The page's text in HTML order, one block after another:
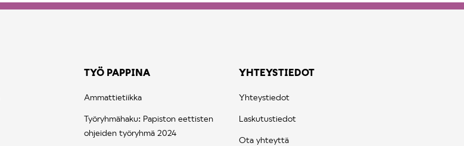
TYÖ PAPPINA
Ammattietiikka
Työryhmähaku: Papiston eettisten
ohjeiden työryhmä 2024
YHTEYSTIEDOT
Yhteystiedot
Laskutustiedot
Ota yhteyttä